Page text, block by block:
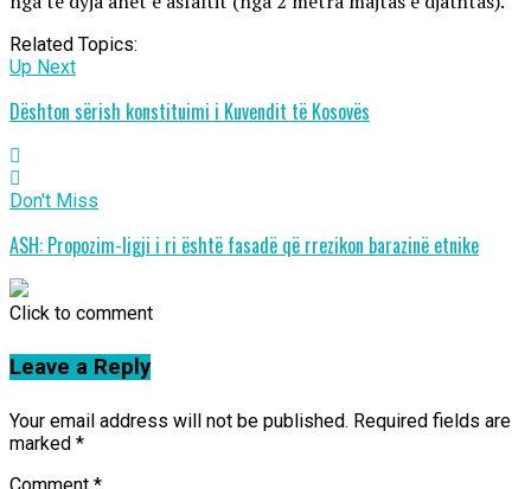
Related Topics:
Up Next
Dështon sërish konstituimi i Kuvendit të Kosovës
Don't Miss
ASH: Propozim-ligji i ri është fasadë që rrezikon barazinë etnike
Click to comment
Leave a Reply
Your email address will not be published. Required fields are
marked *